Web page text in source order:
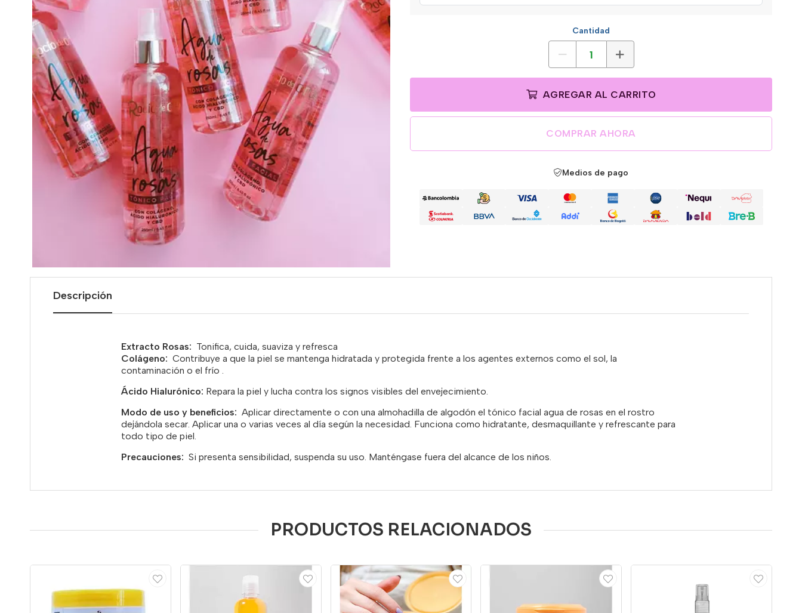
Cantidad
AGREGAR AL CARRITO
COMPRAR AHORA
Medios de pago
Descripción
Extracto Rosas: Tonifica, cuida, suaviza y refresca
Colágeno: Contribuye a que la piel se mantenga hidratada y protegida frente a los agentes externos como el sol, la
contaminación o el frío.
Ácido Hialurónico: Repara la piel y lucha contra los signos visibles del envejecimiento.
Modo de uso y beneficios: Aplicar directamente o con una almohadilla de algodón el tónico facial agua de rosas en el rostro
dejándola secar.Aplicar una o varias veces al día según la necesidad. Funciona como hidratante, desmaquillante y refrescante para
todo tipo de piel.
Precauciones: Si presenta sensibilidad, suspenda su uso. Manténgase fuera del alcance de los niños.
PRODUCTOS RELACIONADOS